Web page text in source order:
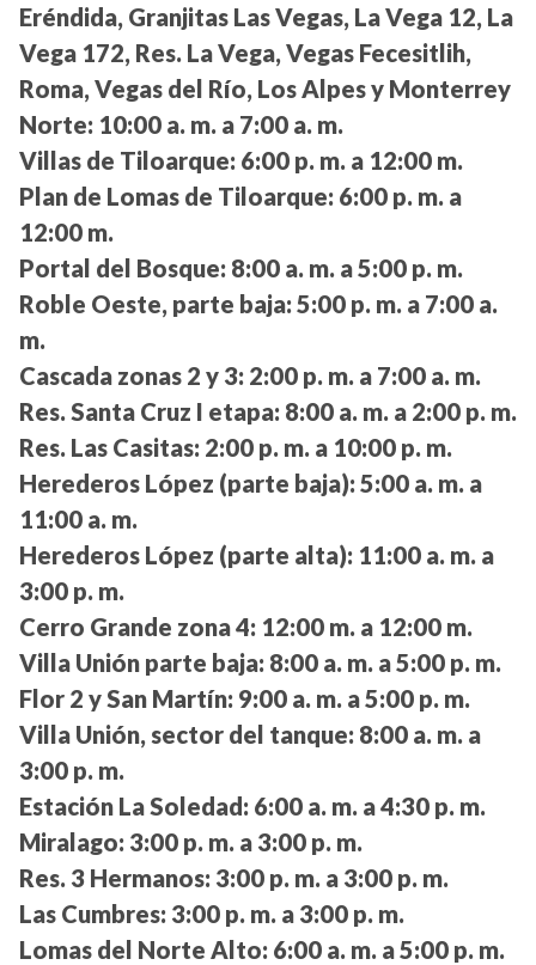
Eréndida, Granjitas Las Vegas, La Vega 12, La
Vega 172, Res. La Vega, Vegas Fecesitlih,
Roma, Vegas del Río, Los Alpes y Monterrey
Norte: 10:00 a. m. a 7:00 a. m.
Villas de Tiloarque: 6:00 p. m. a 12:00 m.
Plan de Lomas de Tiloarque: 6:00 p. m. a
12:00 m.
Portal del Bosque: 8:00 a. m. a 5:00 p. m.
Roble Oeste, parte baja: 5:00 p. m. a 7:00 a.
m.
Cascada zonas 2 y 3: 2:00 p. m. a 7:00 a. m.
Res. Santa Cruz I etapa: 8:00 a. m. a 2:00 p. m.
Res. Las Casitas: 2:00 p. m. a 10:00 p. m.
Herederos López (parte baja): 5:00 a. m. a
11:00 a. m.
Herederos López (parte alta): 11:00 a. m. a
3:00 p. m.
Cerro Grande zona 4: 12:00 m. a 12:00 m.
Villa Unión parte baja: 8:00 a. m. a 5:00 p. m.
Flor 2 y San Martín: 9:00 a. m. a 5:00 p. m.
Villa Unión, sector del tanque: 8:00 a. m. a
3:00 p. m.
Estación La Soledad: 6:00 a. m. a 4:30 p. m.
Miralago: 3:00 p. m. a 3:00 p. m.
Res. 3 Hermanos: 3:00 p. m. a 3:00 p. m.
Las Cumbres: 3:00 p. m. a 3:00 p. m.
Lomas del Norte Alto: 6:00 a. m. a 5:00 p. m.